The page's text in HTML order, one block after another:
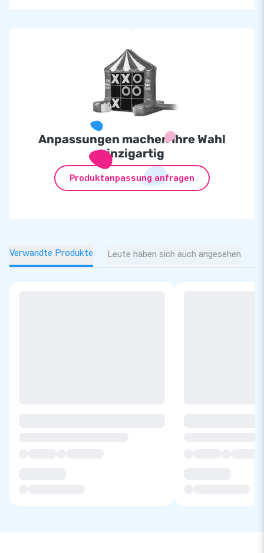
Anpassungen machen Ihre Wahl
einzigartig
Produktanpassung anfragen
Verwandte Produkte Leute haben sich auch angesehen